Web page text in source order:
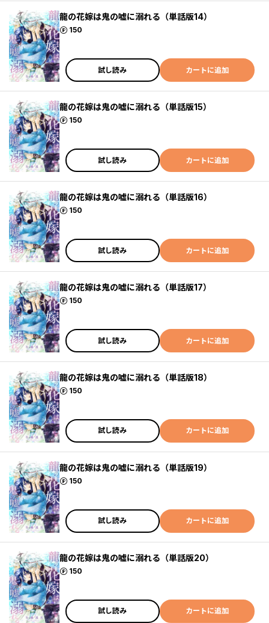
龍の花嫁は鬼の嘘に溺れる（単話版14）
150
ポイント
試し読み カートに追加
龍の花嫁は鬼の嘘に溺れる（単話版15）
150
ポイント
試し読み カートに追加
龍の花嫁は鬼の嘘に溺れる（単話版16）
150
ポイント
試し読み カートに追加
龍の花嫁は鬼の嘘に溺れる（単話版17）
150
ポイント
試し読み カートに追加
龍の花嫁は鬼の嘘に溺れる（単話版18）
150
ポイント
試し読み カートに追加
龍の花嫁は鬼の嘘に溺れる（単話版19）
150
ポイント
試し読み カートに追加
龍の花嫁は鬼の嘘に溺れる（単話版20）
150
ポイント
試し読み カートに追加